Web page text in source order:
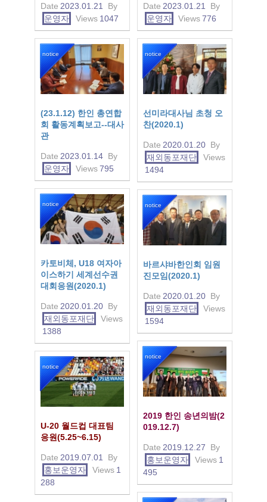
Date 2023.01.21
By
운영자
Views 1047
Date 2023.01.21
By
운영자
Views776
notice
(23.1.12) 한인 총연합
회 활동계획보고--대사
관
Date 2023.01.14 By
운영자
Views795
notice
선미라대사님 초청 오
찬(2020.1)
Date 2020.01.20 By
재외동포재단
Views
1494
notice
카토비체, U18 여자아
이스하기 세계선수권
대회응원(2020.1)
Date 2020.01.20 By
재외동포재단
Views
1388
notice
바르샤바한인회 임원
진모임(2020.1)
Date 2020.01.20 By
재외동포재단
Views
1594
notice
2019 한인 송년의밤(2
019.12.7)
Date 2019.12.27
By
홍보운영자
Views 1
495
notice
U-20 월드컵 대표팀
응원(5.25~6.15)
Date 2019.07.01
By
홍보운영자
Views 1
288